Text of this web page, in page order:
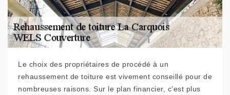
Le choix des propriétaires de procédé à un
rehaussement de toiture est vivement conseillé pour de
nombreuses raisons. Sur le plan financier, c’est plus